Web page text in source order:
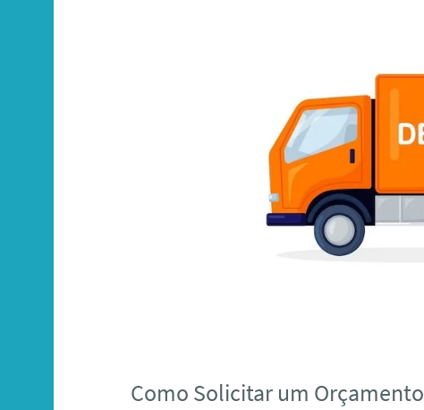
Como Solicitar um Orçamento